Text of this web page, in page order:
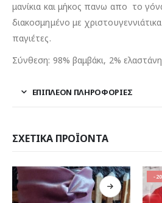
μανίκια και μήκος πανω απο το
διακοσμημένο με
παγιέτες.
Σύνθεση: 98% βαμβάκι, 2% ελαστάνη
ΕΠΙΠΛΈΟΝ ΠΛΗΡΟΦΟΡΊΕΣ
ΣΧΕΤΙΚΆ ΠΡΟΪΌΝΤΑ